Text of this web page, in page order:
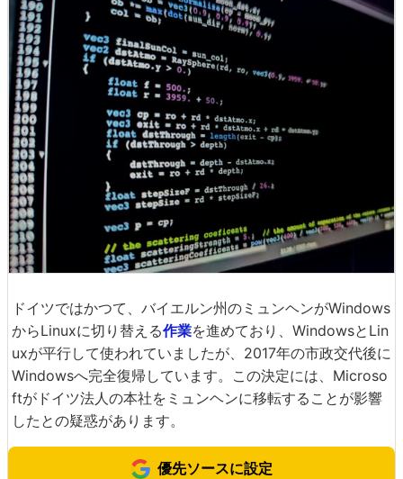
ドイツではかつて、バイエルン州のミュンヘンがWindows
からLinuxに切り替える作業を進めており、WindowsとLin
uxが平行して使われていましたが、2017年の市政交代後に
Windowsへ完全復帰しています。この決定には、Microso
ftがドイツ法人の本社をミュンヘンに移転することが影響
したとの疑惑があります。
優先ソースに設定